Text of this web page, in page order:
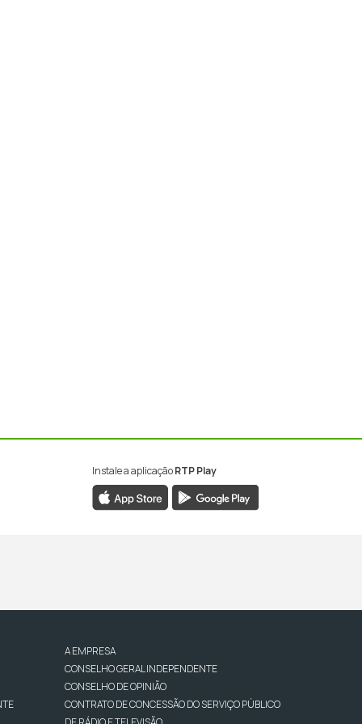
Instale a aplicaçãoRTP Play
A EMPRESA
CONSELHO GERAL INDEPENDENTE
CONSELHO DE OPINIÃO
CONTRATO DE CONCESSÃO DO SERVIÇO PÚBLICO